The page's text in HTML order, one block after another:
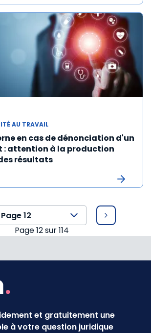
AU TRAVAIL
en cas de dénonciation d'un
: attention à la production
résultats
Page12sur114
et gratuitement une
à votre question juridique